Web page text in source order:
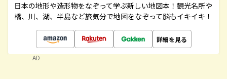
日本の地形や造形物をなぞって学ぶ新しい地図本！観光名所や
橋、川、湖、半島など旅気分で地図をなぞって脳もイキイキ！
詳細を見る
AD